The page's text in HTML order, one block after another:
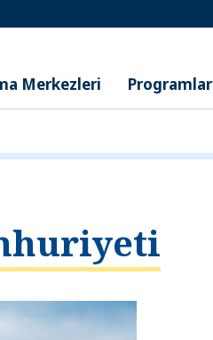
Merkezleri Programlar